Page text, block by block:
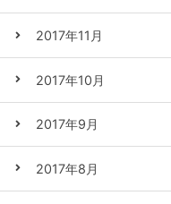
2017年11月
2017年10月
2017年9月
2017年8月